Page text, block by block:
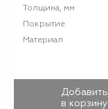
Толщина, мм
Покрытие
Материал
Добавить
в корзину